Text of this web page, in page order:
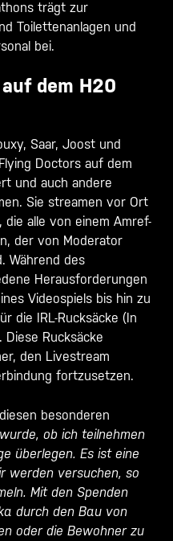
trägt zur
Toilettenanlagen und
bei.
dem H20
Saar, Joost und
Doctors auf dem
und auch andere
Sie streamen vor Ort
die alle von einem Amref-
der von Moderator
Während des
Herausforderungen
Videospiels bis hin zu
die IRL-Rucksäcke (In
Rucksäcke
den Livestream
fortzusetzen.
besonderen
ob ich teilnehmen
überlegen. Es ist eine
werden versuchen, so
Mit den Spenden
durch den Bau von
oder die Bewohner zu